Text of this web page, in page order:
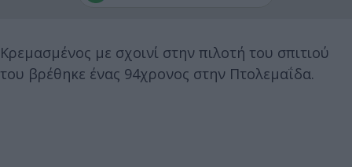
Κρεμασμένος με σχοινί στην πιλοτή του σπιτιού
του βρέθηκε ένας 94χρονος στην Πτολεμαΐδα.